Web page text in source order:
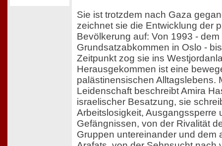
Sie ist trotzdem nach Gaza
zeichnet sie die Entwicklung der
Bevölkerung auf: Von 1993 - dem
Grundsatzabkommen in Oslo -
Zeitpunkt zog sie ins
Herausgekommen ist eine
palästinensischen Alltagslebens.
Leidenschaft beschreibt Amira
israelischer Besatzung, sie
Arbeitslosigkeit, Ausgangssperre
Gefängnissen, von der Rivalität
Gruppen untereinander und dem